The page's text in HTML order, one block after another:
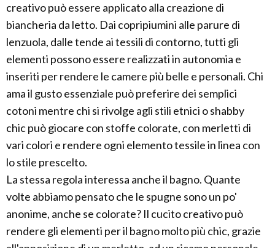
creativo può essere applicato alla creazione di
biancheria da letto. Dai copripiumini alle parure di
lenzuola, dalle tende ai tessili di contorno, tutti gli
elementi possono essere realizzati in autonomia e
inseriti per rendere le camere più belle e personali. Chi
ama il gusto essenziale può preferire dei semplici
cotoni mentre chi si rivolge agli stili etnici o shabby
chic può giocare con stoffe colorate, con merletti di
vari colori e rendere ogni elemento tessile in linea con
lo stile prescelto.
La stessa regola interessa anche il bagno. Quante
volte abbiamo pensato che le spugne sono un po'
anonime, anche se colorate? Il cucito creativo può
rendere gli elementi per il bagno molto più chic, grazie